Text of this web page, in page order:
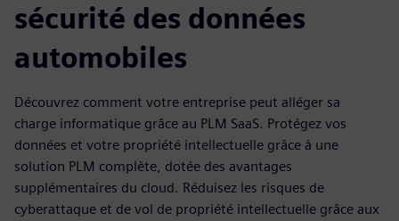
sécurité des données
automobiles
Découvrez comment votre entreprise peut alléger sa
charge informatique grâce au PLM SaaS. Protégez vos
données et votre propriété intellectuelle grâce à une
solution PLM complète, dotée des avantages
supplémentaires du cloud. Réduisez les risques de
cyberattaque et de vol de propriété intellectuelle grâce aux